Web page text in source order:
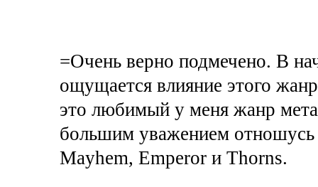
=Очень верно подмечено. В
ощущается влияние этого
это любимый у меня жанр
большим уважением отношусь
Mayhem, Emperor и Thorns.